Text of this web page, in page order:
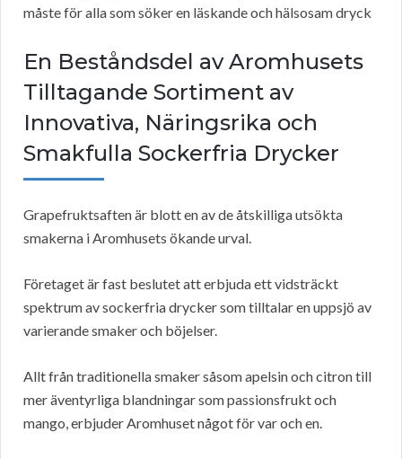
måste för alla som söker en läskande och hälsosam dryck
En Beståndsdel av Aromhusets
Tilltagande Sortiment av
Innovativa, Näringsrika och
Smakfulla Sockerfria Drycker
Grapefruktsaften är blott en av de åtskilliga utsökta
smakerna i Aromhusets ökande urval.
Företaget är fast beslutet att erbjuda ett vidsträckt
spektrum av sockerfria drycker som tilltalar en uppsjö av
varierande smaker och böjelser.
Allt från traditionella smaker såsom apelsin och citron till
mer äventyrliga blandningar som passionsfrukt och
mango, erbjuder Aromhuset något för var och en.